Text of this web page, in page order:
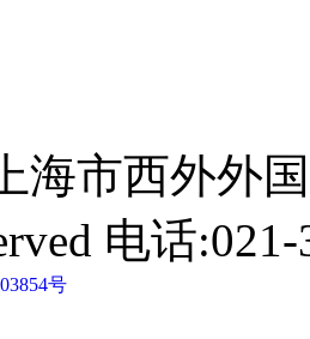
海市西外外
电话
号